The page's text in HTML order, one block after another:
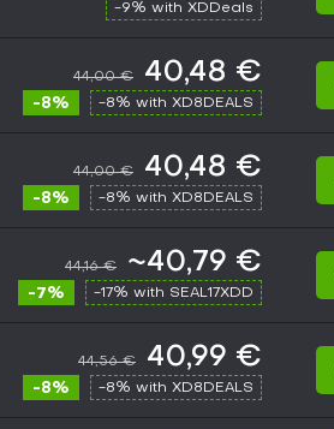
-9% with XDDeals
44,00 € 40,48 €
-8% -8% with XD8DEALS
44,00 € 40,48 €
-8% -8% with XD8DEALS
44,16 € ~40,79 €
-7% -17% with SEAL17XDD
44,56 € 40,99 €
-8% -8% with XD8DEALS